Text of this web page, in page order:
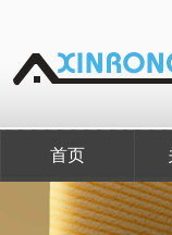
首页